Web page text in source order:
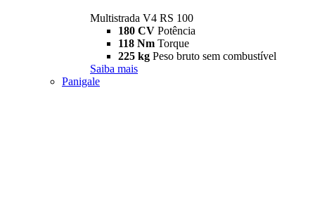
Multistrada V4 RS 100
180 CV Potência
118 Nm Torque
225 kg Peso bruto sem combustível
Saiba mais
Panigale